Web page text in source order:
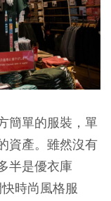
簡單的服裝，單
資產。雖然沒有
半是優衣庫
快時尚風格服